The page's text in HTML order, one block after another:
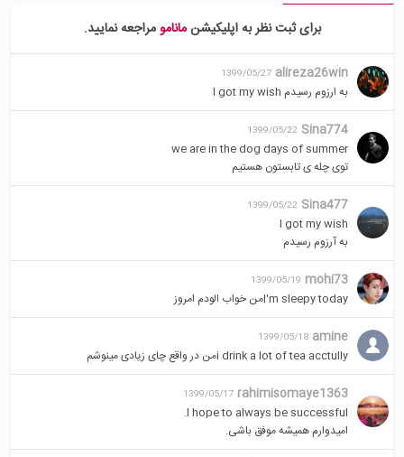
برای ثبت نظر به اپلیکیشنمانامومراجعه نمایید.
alireza26win
1399/05/27
به ارزوم رسیدم I got my wish
Sina774
1399/05/22
we are in the dog days of summer
توی چله ی تابستون هستیم
Sina477
1399/05/22
I got my wish
به آرزوم رسیدم
mohi73
1399/05/19
I'm sleepy todayمن خواب الودم امروز
amine
1399/05/18
i drink a lot of tea acctullyمن در واقع چای زیادی مینوشم
rahimisomaye1363
1399/05/17
I hope to always be successful.
امیدوارم همیشه موفق باشی.